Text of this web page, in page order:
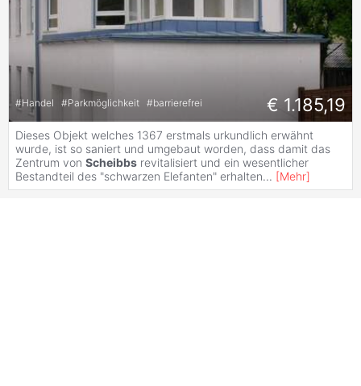
#Handel #Parkmöglichkeit #barrierefrei € 1.185,19
Dieses Objekt welches 1367 erstmals urkundlich erwähnt
wurde, ist so saniert und umgebaut worden, dass damit das
Zentrum von Scheibbs revitalisiert und ein wesentlicher
Bestandteil des "schwarzen Elefanten" erhalten... [Mehr]